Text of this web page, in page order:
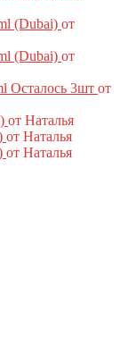
(Dubai) от
(Dubai) от
Осталось 3шт от
от Наталья
от Наталья
от Наталья